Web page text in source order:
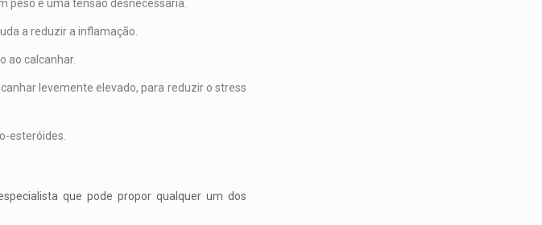
peso e uma tensão desnecessária.
a reduzir a inflamação.
ao calcanhar.
levemente elevado, para reduzir o stress
esteróides.
que pode propor qualquer um dos